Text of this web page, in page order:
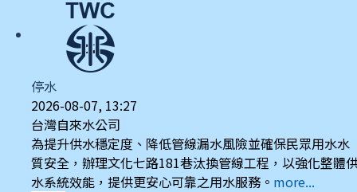
停水
2026-08-07, 13:27
台灣自來水公司
為提升供水穩定度、降低管線漏水風險並確保民眾用水水
質安全，辦理文化七路181巷汰換管線工程，以強化整體
水系統效能，提供更安心可靠之用水服務。 more...